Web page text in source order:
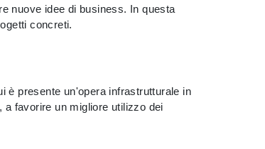
nuove idee di business. In questa
concreti.
è presente un'opera infrastrutturale in
favorire un migliore utilizzo dei